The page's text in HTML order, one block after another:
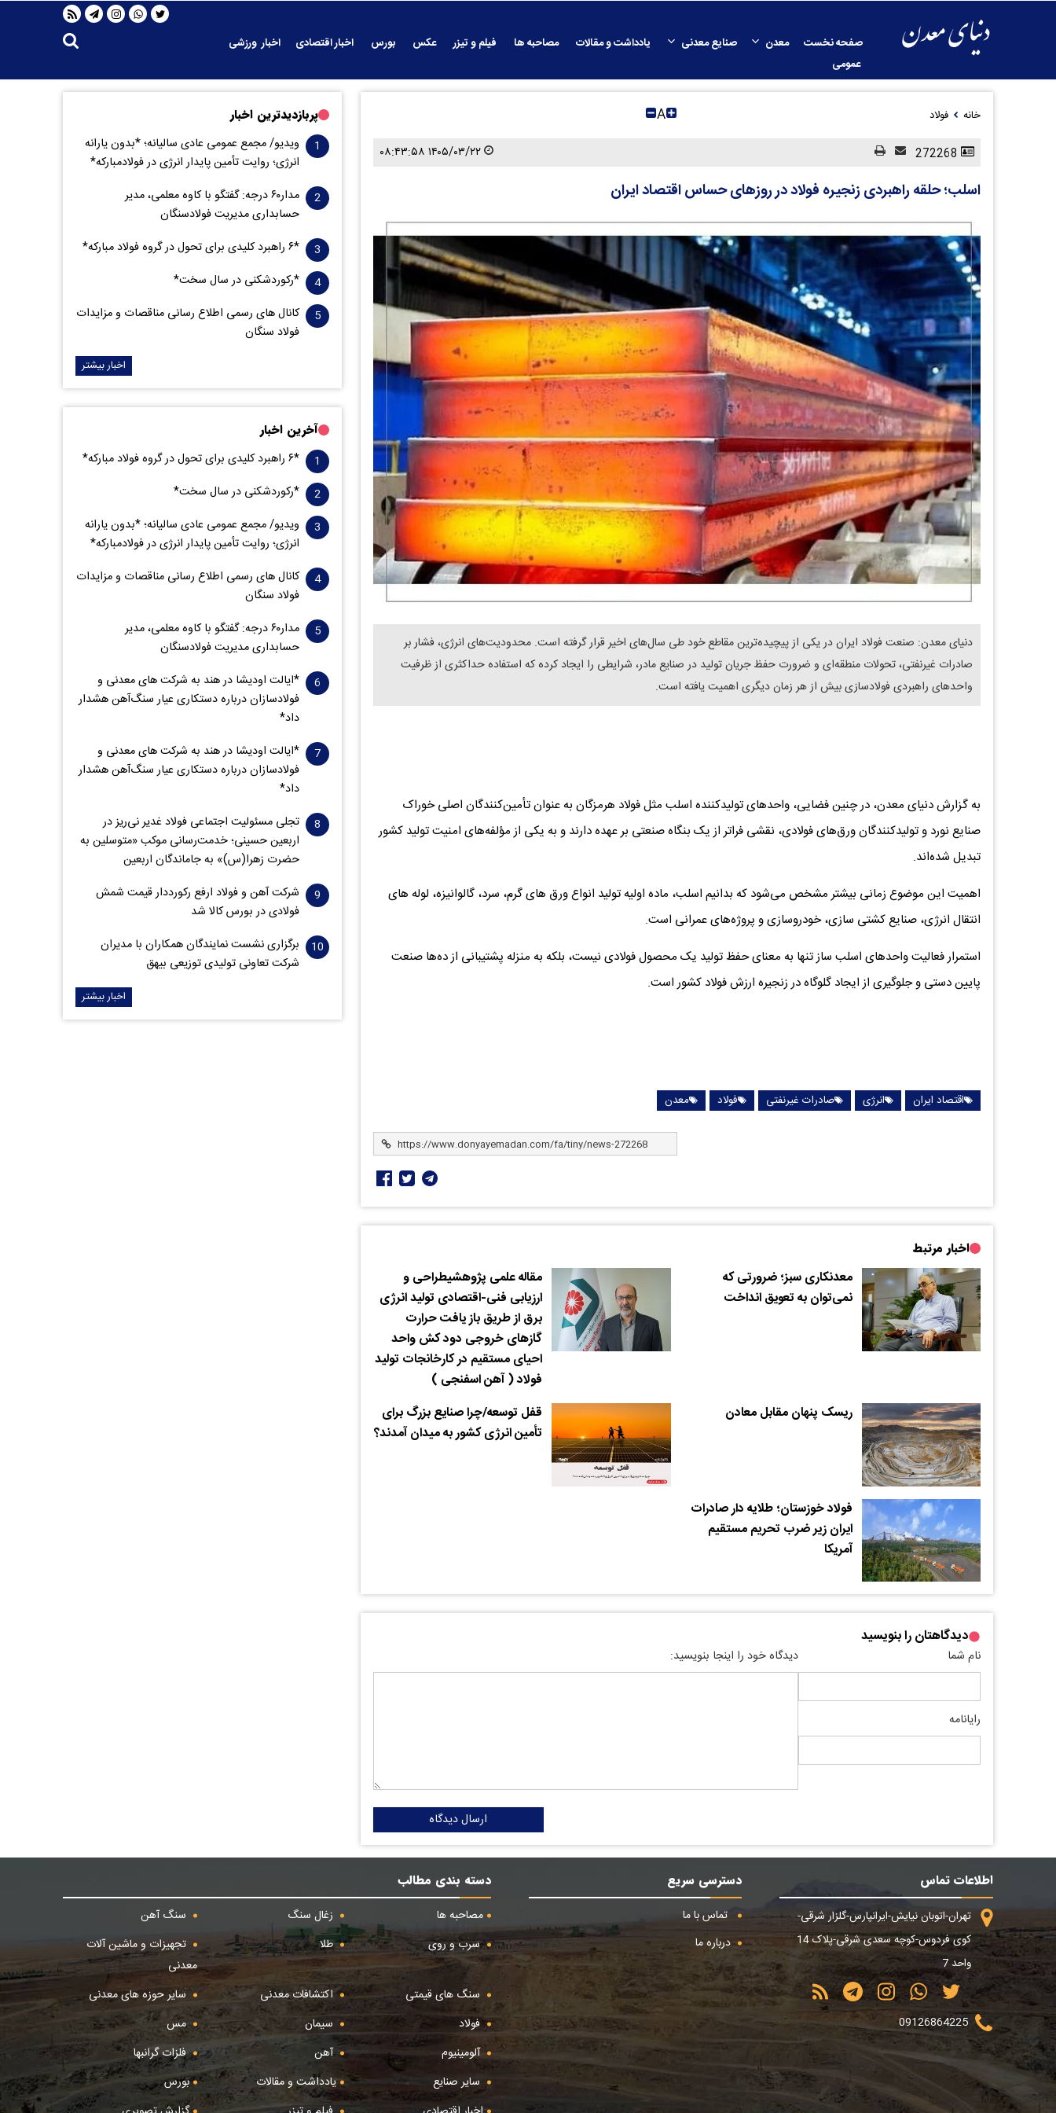
صفحه نخست معدن صنایع معدنی یادداشت و مقالات مصاحبه ها فیلم و تیزر عکس بورس اخبار اقتصادی
اخبار ورزشی
عمومی
خانه فولاد A
۱۴۰۵/۰۳/۲۲ ۰۸:۴۳:۵۸
اسلب؛ حلقه راهبردی زنجیره فولاد در روز‌های حساس اقتصاد ایران
دنیای معدن: صنعت فولاد ایران در یکی از پیچیده‌ترین مقاطع خود طی سال‌های اخیر قرار گرفته است. محدودیت‌های انرژی، فشار بر
صادرات غیرنفتی، تحولات منطقه‌ای و ضرورت حفظ جریان تولید در صنایع مادر، شرایطی را ایجاد کرده که استفاده حداکثری از ظرفیت
واحد‌های راهبردی فولادسازی بیش از هر زمان دیگری اهمیت یافته است.
به گزارش دنیای معدن، در چنین فضایی، واحد‌های تولیدکننده اسلب مثل فولاد هرمزگان به عنوان تأمین‌کنندگان اصلی خوراک
صنایع نورد و تولیدکنندگان ورق‌های فولادی، نقشی فراتر از یک بنگاه صنعتی بر عهده دارند و به یکی از مؤلفه‌های امنیت تولید کشور
تبدیل شده‌اند.
اهمیت این موضوع زمانی بیشتر مشخص می‌شود که بدانیم اسلب، ماده اولیه تولید انواع ورق ‌های گرم، سرد، گالوانیزه، لوله ‌های
انتقال انرژی، صنایع کشتی ‌سازی، خودروسازی و پروژه‌‌های عمرانی است.
استمرار فعالیت واحدهای اسلب ‌ساز تنها به معنای حفظ تولید یک محصول فولادی نیست، بلکه به منزله پشتیبانی از ده‌ها صنعت
پایین‌ دستی و جلوگیری از ایجاد گلوگاه در زنجیره ارزش فولاد کشور است.
اقتصاد ایران انرژی صادرات غیرنفتی فولاد معدن
اخبار مرتبط
معدنکاری سبز؛ ضرورتی که
نمی‌توان به تعویق انداخت
مقاله علمی پژوهشیطراحی و
ارزیابی فنی-اقتصادی تولید انرژی
برق از طریق باز یافت حرارت
گازهای خروجی دود کش واحد
احیای مستقیم در کارخانجات تولید
فولاد ( آهن اسفنجی )
ریسک پنهان مقابل معادن
قفل توسعه/چرا صنایع بزرگ برای
تأمین انرژی کشور به میدان آمدند؟
فولاد خوزستان؛ طلایه دار صادرات
ایران زیر ضرب تحریم مستقیم
آمریکا
دیدگاهتان را بنویسید
نام شما
رایانامه
دیدگاه خود را اینجا بنویسید:
ارسال دیدگاه
پربازدیدترین اخبار
ویدیو/ مجمع عمومی عادی سالیانه؛ *بدون یارانه
انرژی؛ روایت تأمین پایدار انرژی در فولادمبارکه*
مدار‌۶٠ درجه: گفتگو با کاوه معلمی، مدیر
حسابداری مدیریت فولادسنگان
*۶ راهبرد کلیدی برای تحول در گروه فولاد مبارکه*
*رکوردشکنی در سال سخت*
کانال های رسمی اطلاع رسانی مناقصات و مزایدات
فولاد سنگان
اخبار بیشتر
آخرین اخبار
*۶ راهبرد کلیدی برای تحول در گروه فولاد مبارکه*
*رکوردشکنی در سال سخت*
ویدیو/ مجمع عمومی عادی سالیانه؛ *بدون یارانه
انرژی؛ روایت تأمین پایدار انرژی در فولادمبارکه*
کانال های رسمی اطلاع رسانی مناقصات و مزایدات
فولاد سنگان
مدار‌۶٠ درجه: گفتگو با کاوه معلمی، مدیر
حسابداری مدیریت فولادسنگان
*ایالت اودیشا در هند به شرکت های معدنی و
فولادسازان درباره دستکاری عیار سنگ‌آهن هشدار
داد*
*ایالت اودیشا در هند به شرکت های معدنی و
فولادسازان درباره دستکاری عیار سنگ‌آهن هشدار
داد*
تجلی مسئولیت اجتماعی فولاد غدیر نی‌ریز در
اربعین حسینی؛ خدمت‌رسانی موکب «متوسلین به
حضرت زهرا(س)» به جاماندگان اربعین
شرکت آهن و فولاد ارفع رکورددار قیمت شمش
فولادی در بورس کالا شد
برگزاری نشست نمایندگان همکاران با مدیران
شرکت تعاونی تولیدی توزیعی بیهق
اخبار بیشتر
اطلاعات تماس
تهران-اتوبان نیایش-ایرانپارس-گلزار شرقی-
کوی فردوس-کوچه سعدی شرقی-پلاک 14
واحد 7
09126864225
دسترسی سریع
تماس با ما
درباره ما
دسته بندی مطالب
مصاحبه ها
زغال سنگ
سنگ آهن
سرب و روی
طلا
تجهیزات و ماشین آلات
معدنی
سنگ های قیمتی
اکتشافات معدنی
سایر حوزه های معدنی
فولاد
سیمان
مس
آلومینیوم
آهن
فلزات گرانبها
سایر صنایع
یادداشت و مقالات
بورس